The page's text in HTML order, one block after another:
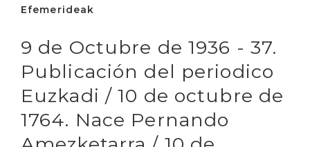
Efemerideak
9 de Octubre de 1936 - 37.
Publicación del periodico
Euzkadi / 10 de octubre de
1764. Nace Pernando